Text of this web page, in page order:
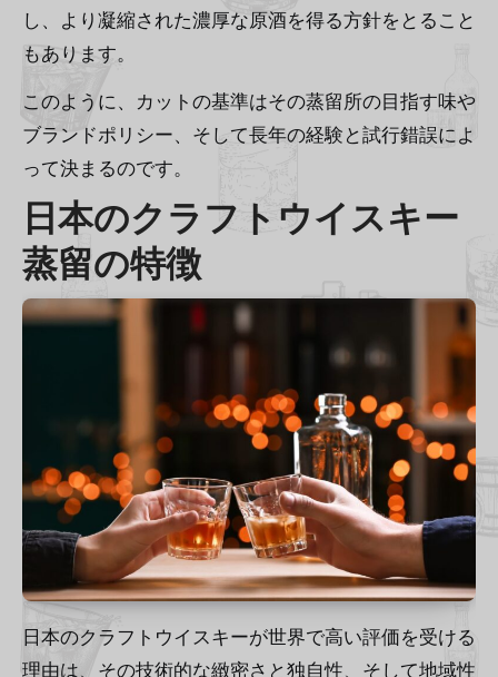
し、より凝縮された濃厚な原酒を得る方針をとること
もあります。
このように、カットの基準はその蒸留所の目指す味や
ブランドポリシー、そして長年の経験と試行錯誤によ
って決まるのです。
日本のクラフトウイスキー
蒸留の特徴
日本のクラフトウイスキーが世界で高い評価を受ける
理由は、その技術的な緻密さと独自性、そして地域性